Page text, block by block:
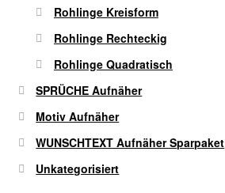
Rohlinge Kreisform
Rohlinge Rechteckig
Rohlinge Quadratisch
SPRÜCHE Aufnäher
Motiv Aufnäher
WUNSCHTEXT Aufnäher Sparpaket
Unkategorisiert